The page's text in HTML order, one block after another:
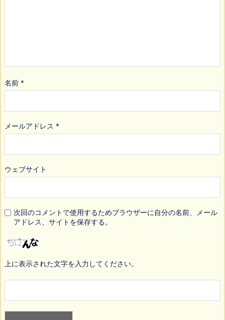
名前 *
メールアドレス *
ウェブサイト
次回のコメントで使用するためブラウザーに自分の名前、メール
アドレス、サイトを保存する。
上に表示された文字を入力してください。